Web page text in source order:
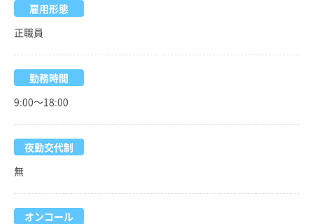
雇用形態
正職員
勤務時間
9:00～18:00
夜勤交代制
無
オンコール